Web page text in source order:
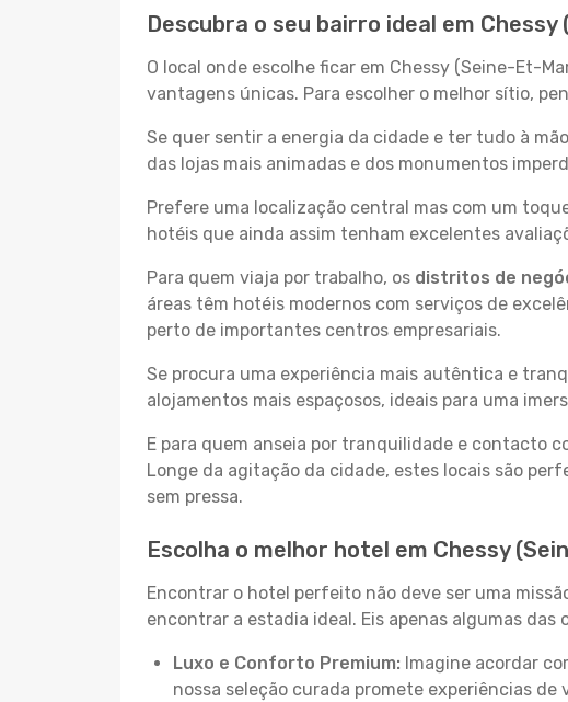
Descubra o seu bairro ideal em
O local onde escolhe ficar em Chessy (Seine-Et-
vantagens únicas. Para escolher o melhor sítio,
Se quer sentir a energia da cidade e ter tudo à
das lojas mais animadas e dos monumentos
Prefere uma localização central mas com um
hotéis que ainda assim tenham excelentes
Para quem viaja por trabalho, os distritos de
áreas têm hotéis modernos com serviços de
perto de importantes centros empresariais.
Se procura uma experiência mais autêntica e
alojamentos mais espaçosos, ideais para uma
E para quem anseia por tranquilidade e contacto
Longe da agitação da cidade, estes locais são
sem pressa.
Escolha o melhor hotel em Chessy
Encontrar o hotel perfeito não deve ser uma
encontrar a estadia ideal. Eis apenas algumas
Luxo e Conforto Premium: Imagine acordar
nossa seleção curada promete experiências